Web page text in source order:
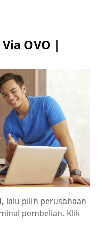
OVO |
lalu pilih perusahaan
pembelian. Klik